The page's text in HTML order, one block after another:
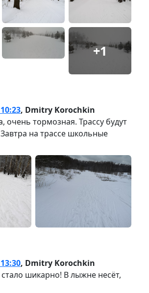
+1
, Dmitry Korochkin
очень тормозная. Трассу будут
на трассе школьные
, Dmitry Korochkin
шикарно! В лыжне несёт,